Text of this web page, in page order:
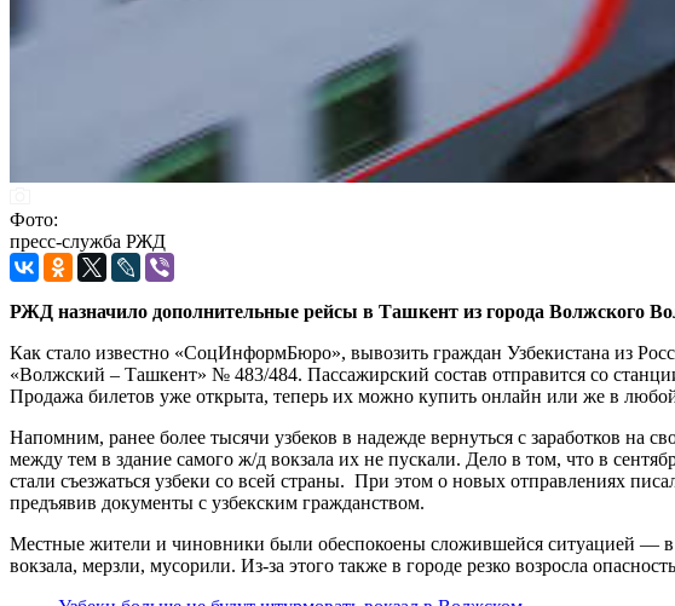
Фото:
пресс-служба РЖД
РЖД назначило дополнительные рейсы в Ташкент из города Волжского
Как стало известно «СоцИнформБюро», вывозить граждан Узбекистана из
«Волжский – Ташкент» № 483/484. Пассажирский состав отправится со
Продажа билетов уже открыта, теперь их можно купить онлайн или же в
Напомним, ранее более тысячи узбеков в надежде вернуться с заработков на
между тем в здание самого ж/д вокзала их не пускали. Дело в том, что в
стали съезжаться узбеки со всей страны. При этом о новых отправлениях
предъявив документы с узбекским гражданством.
Местные жители и чиновники были обеспокоены сложившейся ситуацией — в
вокзала, мерзли, мусорили. Из-за этого также в городе резко возросла